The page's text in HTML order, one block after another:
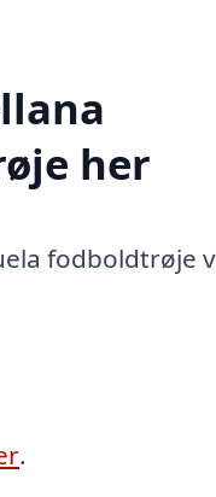
her
fodboldtrøje
.